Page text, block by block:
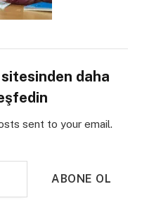
daha
sent to your email.
ABONE OL